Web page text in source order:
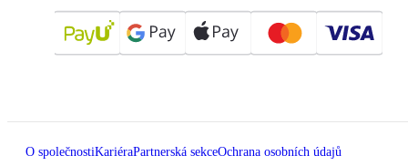
O společnostiKariéraPartnerská sekceOchrana osobních údajů